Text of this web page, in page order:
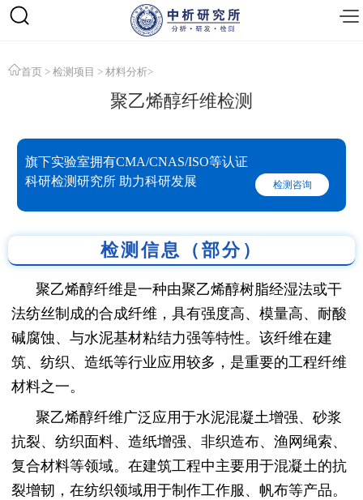
首页 > 检测项目 > 材料分析>
聚乙烯醇纤维检测
旗下实验室拥有CMA/CNAS/ISO等认证
科研检测研究所 助力科研发展
检测咨询
检测信息（部分）
聚乙烯醇纤维是一种由聚乙烯醇树脂经湿法或干
法纺丝制成的合成纤维，具有强度高、模量高、耐酸
碱腐蚀、与水泥基材粘结力强等特性。该纤维在建
筑、纺织、造纸等行业应用较多，是重要的工程纤维
材料之一。
聚乙烯醇纤维广泛应用于水泥混凝土增强、砂浆
抗裂、纺织面料、造纸增强、非织造布、渔网绳索、
复合材料等领域。在建筑工程中主要用于混凝土的抗
裂增韧，在纺织领域用于制作工作服、帆布等产品。